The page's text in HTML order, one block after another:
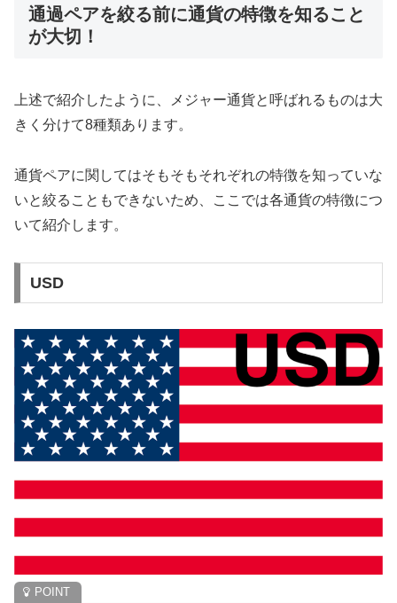
通過ペアを絞る前に通貨の特徴を知ること
が大切！
上述で紹介したように、メジャー通貨と呼ばれるものは大
きく分けて8種類あります。
通貨ペアに関してはそもそもそれぞれの特徴を知っていな
いと絞ることもできないため、ここでは各通貨の特徴につ
いて紹介します。
USD